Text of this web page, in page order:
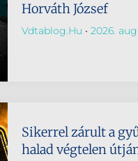
Horváth József
Vdtablog.hu 2026.
Sikerrel zárult a
halad végtelen